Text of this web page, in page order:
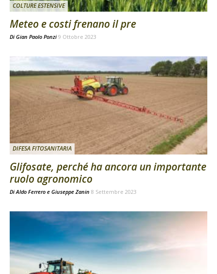
COLTURE ESTENSIVE
Meteo e costi frenano il pre
Di Gian Paolo Ponzi 9 Ottobre 2023
DIFESA FITOSANITARIA
Glifosate, perché ha ancora un importante
ruolo agronomico
Di Aldo Ferrero e Giuseppe Zanin 8 Settembre 2023